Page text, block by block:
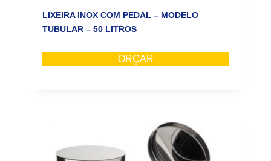
LIXEIRA INOX COM PEDAL – MODELO
TUBULAR – 50 LITROS
ORÇAR